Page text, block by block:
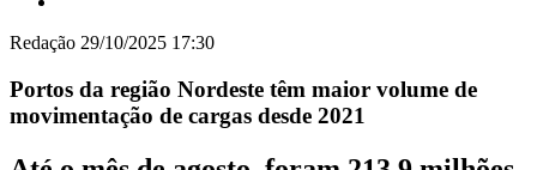
Redação 29/10/2025 17:30
Portos da região Nordeste têm maior volume de
movimentação de cargas desde 2021